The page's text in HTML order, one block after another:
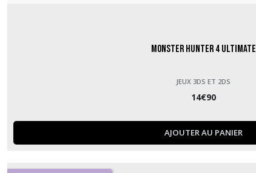
Monster Hunter 4 Ultimate
JEUX 3DS ET 2DS
14€90
AJOUTER AU PANIER